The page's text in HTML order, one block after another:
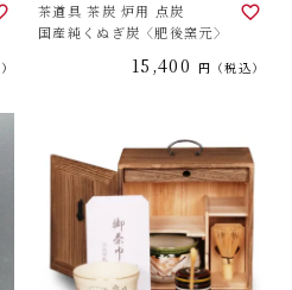
茶道具 茶炭 炉用 点炭
国産純くぬぎ炭〈肥後窯元〉
15,400 税込